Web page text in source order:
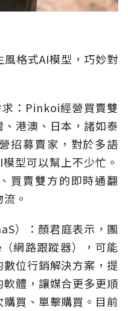
格式AI模型，巧妙對
求：Pinkoi經營買賣雙
港澳、日本，諸如泰
招募賣家，對於多語
型可以幫上不少忙。
買賣雙方的即時通翻
。
）：顏君庭表示，團
網路跟蹤器），可能
位行銷解決方案，提
體，讓媒合更多更順
買、單擊購買。目前